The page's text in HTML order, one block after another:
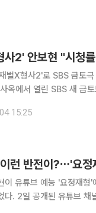
사2' 안보현 "시청
X형사2'로 SBS 금토극 흥행 바
옥에서 열린 SBS 새 금
인 형사팀장 주혜라(정은
15:25
런 반전이?⋯'요정
이 유튜브 예능 '요정재형
새 금토드라마 '재벌